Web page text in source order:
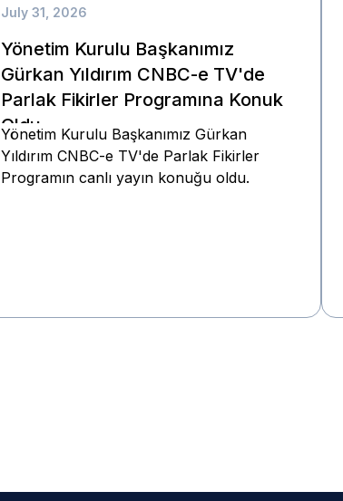
July 31, 2026
Yönetim Kurulu Başkanımız
Gürkan Yıldırım CNBC-e TV'de
Parlak Fikirler Programına Konuk
Oldu
Yönetim Kurulu Başkanımız Gürkan
Yıldırım CNBC-e TV'de Parlak Fikirler
Programın canlı yayın konuğu oldu.